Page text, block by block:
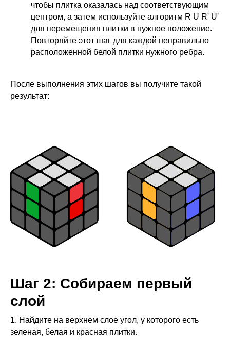
чтобы плитка оказалась над соответствующим
центром, а затем используйте алгоритм R U R' U'
для перемещения плитки в нужное положение.
Повторяйте этот шаг для каждой неправильно
расположенной белой плитки нужного ребра.
После выполнения этих шагов вы получите такой
результат:
Шаг 2: Собираем первый
слой
1. Найдите на верхнем слое угол, у которого есть
зеленая, белая и красная плитки.